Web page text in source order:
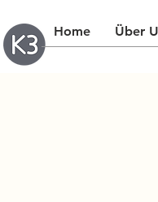
Home Über